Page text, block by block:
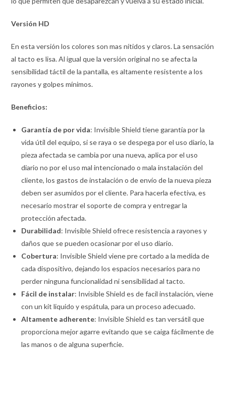
Versión HD
En esta versión los colores son mas nítidos y claros. La sensación
al tacto es lisa. Al igual que la versión original no se afecta la
sensibilidad táctil de la pantalla, es altamente resistente a los
rayones y golpes mínimos.
Beneficios:
Garantía de por vida: Invisible Shield tiene garantía por la
vida útil del equipo, si se raya o se despega por el uso diario, la
pieza afectada se cambia por una nueva, aplica por el uso
diario no por el uso mal intencionado o mala instalación del
cliente, los gastos de instalación o de envío de la nueva pieza
deben ser asumidos por el cliente. Para hacerla efectiva, es
necesario mostrar el soporte de compra y entregar la
protección afectada.
Durabilidad: Invisible Shield ofrece resistencia a rayones y
daños que se pueden ocasionar por el uso diario.
Cobertura: Invisible Shield viene pre cortado a la medida de
cada dispositivo, dejando los espacios necesarios para no
perder ninguna funcionalidad ni sensibilidad al tacto.
Fácil de instalar: Invisible Shield es de facil instalación, viene
con un kit liquido y espátula, para un proceso adecuado.
Altamente adherente: Invisible Shield es tan versátil que
proporciona mejor agarre evitando que se caiga fácilmente de
las manos o de alguna superficie.